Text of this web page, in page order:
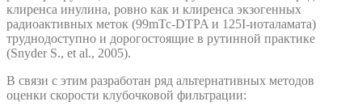
клиренса инулина, ровно как и клиренса экзогенных
радиоактивных меток (99mTc-DTPA и 125I-иоталамата)
труднодоступно и дорогостоящие в рутинной практике
(Snyder S., et al., 2005).
В связи с этим разработан ряд альтернативных методов
оценки скорости клубочковой фильтрации: